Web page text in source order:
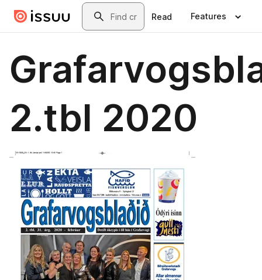
Skip to main contentSearch
Read Features
2.tbl 2020